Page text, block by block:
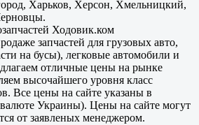
Харьков, Херсон, Хмельницкий,
Ходовик.ком
запчастей для грузовых авто,
на бусы), легковые автомобили и
отличные цены на рынке
высочайшего уровня класс
Все цены на сайте указаны в
Украины). Цены на сайте могут
от заявленых менеджером.